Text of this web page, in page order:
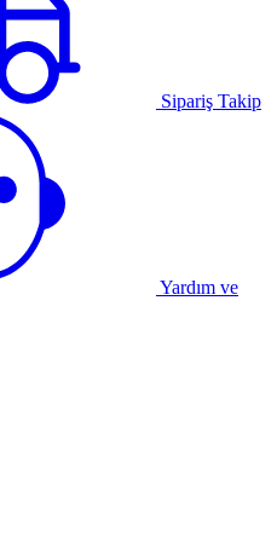
Sipariş Takip
Yardım ve